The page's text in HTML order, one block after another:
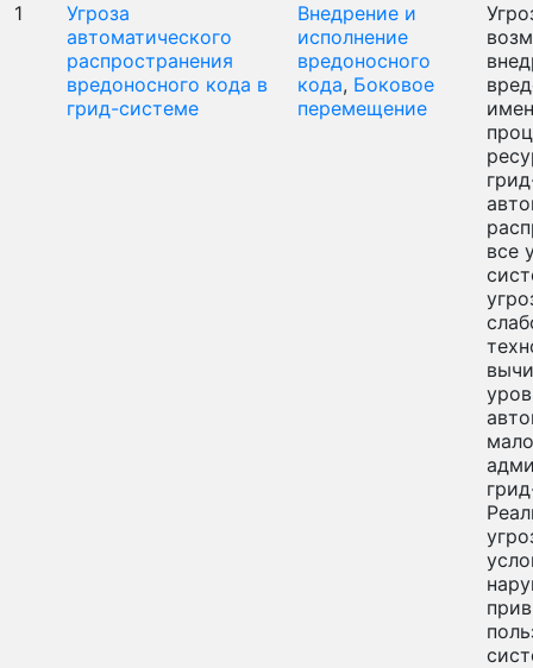
1
Угроза
автоматического
распространения
вредоносного кода в
грид-системе
Внедрение и
исполнение
вредоносного
кода, Боковое
перемещение
все